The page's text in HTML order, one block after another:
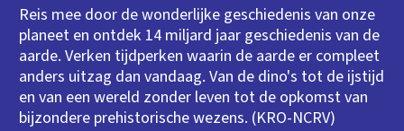
Reis mee door de wonderlijke geschiedenis van onze
planeet en ontdek 14 miljard jaar geschiedenis van de
aarde. Verken tijdperken waarin de aarde er compleet
anders uitzag dan vandaag. Van de dino's tot de ijstijd
en van een wereld zonder leven tot de opkomst van
bijzondere prehistorische wezens. (KRO-NCRV)